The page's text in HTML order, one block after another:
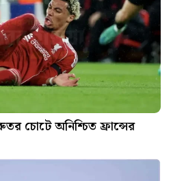
চোটে অনিশ্চিত ফ্রান্সের